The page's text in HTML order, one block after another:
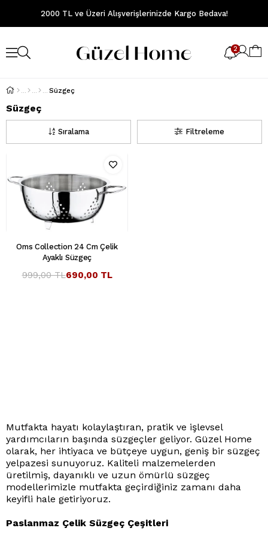
2000 TL ve Üzeri Alışverişlerinizde Kargo Bedava!
2
Süzgeç
Süzgeç
Filtreleme
Sıralama
Oms Collection 24 Cm Çelik
Ayaklı Süzgeç
690,00 TL
999,00 TL
Mutfakta hayatı kolaylaştıran, pratik ve işlevsel
yardımcıların başında süzgeçler geliyor. Güzel Home
olarak, her ihtiyaca ve bütçeye uygun, geniş bir süzgeç
yelpazesi sunuyoruz. Kaliteli malzemelerden
üretilmiş, dayanıklı ve uzun ömürlü süzgeç
modellerimizle mutfakta geçirdiğiniz zamanı daha
keyifli hale getiriyoruz.
Paslanmaz Çelik Süzgeç Çeşitleri